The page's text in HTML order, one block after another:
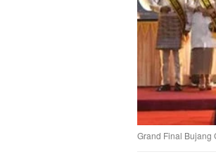
Grand Final Bujang